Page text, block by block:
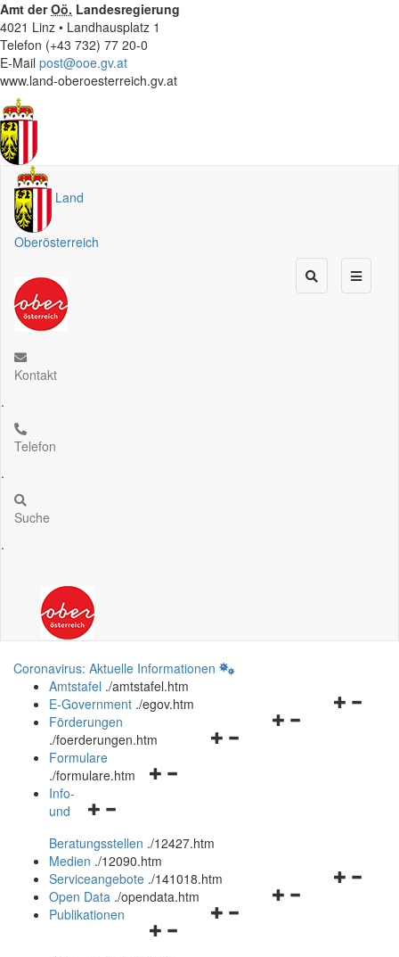
Amt derOö. Landesregierung
4021 Linz • Landhausplatz 1
Telefon (+43 732) 77 20-0
E-Mail post@ooe.gv.at
www.land-oberoesterreich.gv.at
Land
Oberösterreich
Kontakt
.
Telefon
.
Suche
.
Coronavirus: Aktuelle Informationen
Amtstafel ./amtstafel.htm
Navigationsmenü
E-Government ./egov.htm
Navigationsmenü
Förderungen
./foerderungen.htm
Navigationsmenü
Formulare
./formulare.htm
Navigationsmenü
und
schließen
Info-
und
Beratungsstellen ./12427.htm
Medien ./12090.htm
Navigationsmenü
Serviceangebote ./141018.htm
Navigationsmenü
Open Data ./opendata.htm
Navigationsmenü
Publikationen